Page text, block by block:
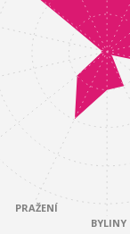
BYLINY
PRAŽENÍ